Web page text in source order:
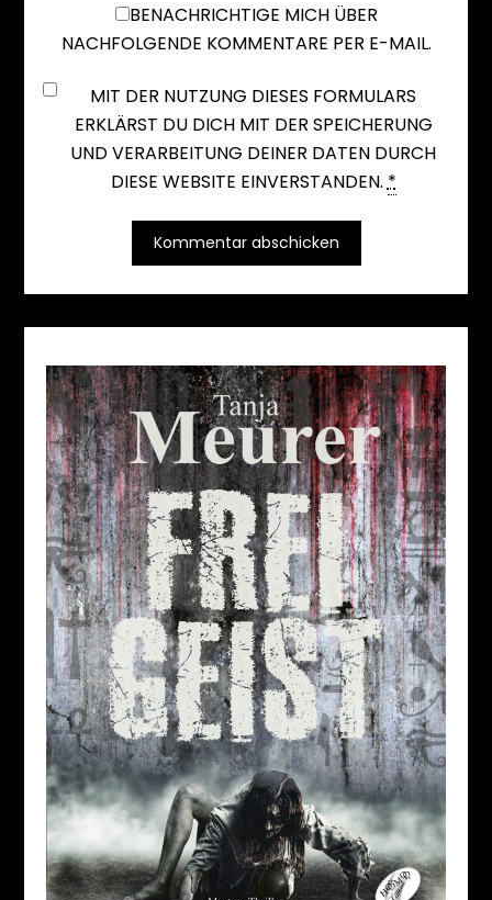
BENACHRICHTIGE MICH ÜBER
NACHFOLGENDE KOMMENTARE PER E-MAIL.
MIT DER NUTZUNG DIESES FORMULARS
ERKLÄRST DU DICH MIT DER SPEICHERUNG
UND VERARBEITUNG DEINER DATEN DURCH
DIESE WEBSITE EINVERSTANDEN.*